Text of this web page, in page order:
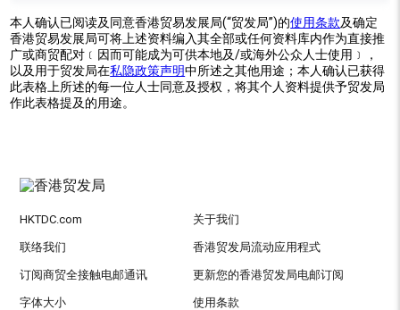
本人确认已阅读及同意香港贸易发展局(“贸发局”)的使用条款及确定
香港贸易发展局可将上述资料编入其全部或任何资料库内作为直接推
广或商贸配对﹝因而可能成为可供本地及/或海外公众人士使用﹞，
以及用于贸发局在私隐政策声明中所述之其他用途；本人确认已获得
此表格上所述的每一位人士同意及授权，将其个人资料提供予贸发局
作此表格提及的用途。
HKTDC.com 关于我们
联络我们 香港贸发局流动应用程式
订阅商贸全接触电邮通讯 更新您的香港贸发局电邮订阅
字体大小 使用条款